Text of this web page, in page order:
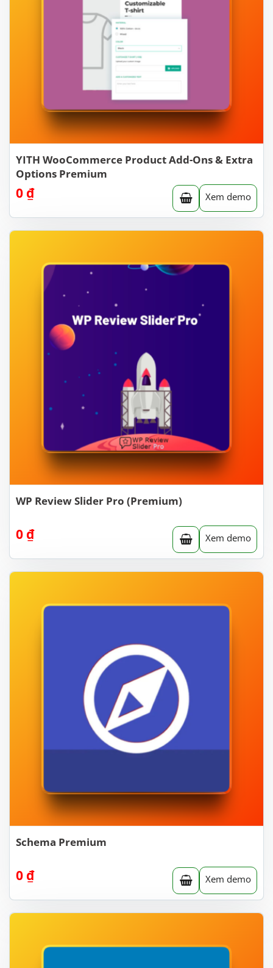
YITH WooCommerce Product Add-Ons & Extra
Options Premium
0 ₫ Xem demo
WP Review Slider Pro (Premium)
0 ₫ Xem demo
Schema Premium
0 ₫ Xem demo